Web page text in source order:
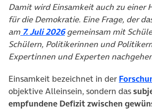
Damit wird Einsamkeit auch zu einer
für die Demokratie. Eine Frage, der
am 7. Juli 2026gemeinsam mit
Schülern, Politikerinnen und
Expertinnen und Experten
Einsamkeit bezeichnet in der
objektive Alleinsein, sondern das
empfundene Defizit zwischen